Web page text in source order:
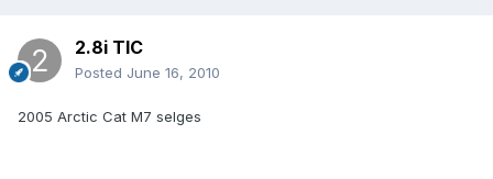
2.8i TIC
Posted June 16, 2010
2005 Arctic Cat M7 selges